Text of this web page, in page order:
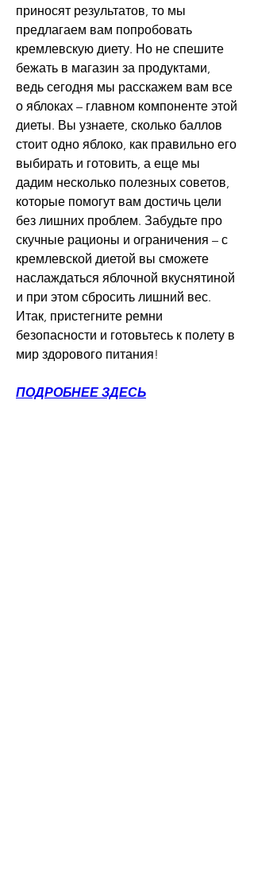
приносят результатов, то мы
предлагаем вам попробовать
кремлевскую диету. Но не спешите
бежать в магазин за продуктами,
ведь сегодня мы расскажем вам все
о яблоках – главном компоненте этой
диеты. Вы узнаете, сколько баллов
стоит одно яблоко, как правильно его
выбирать и готовить, а еще мы
дадим несколько полезных советов,
которые помогут вам достичь цели
без лишних проблем. Забудьте про
скучные рационы и ограничения – с
кремлевской диетой вы сможете
наслаждаться яблочной вкуснятиной
и при этом сбросить лишний вес.
Итак, пристегните ремни
безопасности и готовьтесь к полету в
мир здорового питания!
ПОДРОБНЕЕ ЗДЕСЬ